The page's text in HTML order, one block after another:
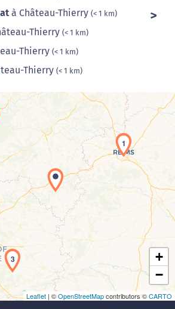
à Château-Thierry (< 1 km)
Thierry (< 1 km)
Thierry (< 1 km)
Thierry (< 1 km)
de la carte en cours...
1
3
+
−
Leaflet | ©OpenStreetMapcontributors ©CARTO